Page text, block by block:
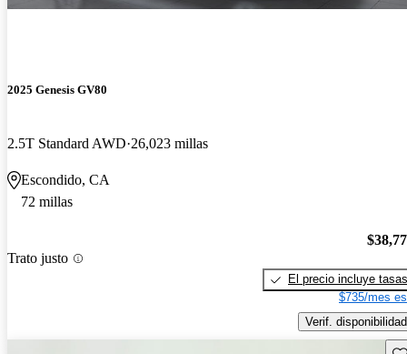
2025 Genesis GV80
2.5T Standard AWD 26,023 millas
Escondido, CA
72 millas
Trato justo
El precio incluye tasas
$735/mes
Verif. disponibilidad